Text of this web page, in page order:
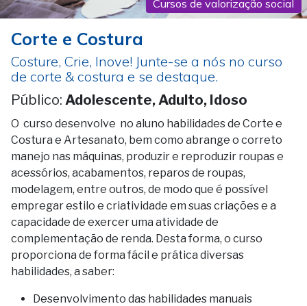
Cursos de valorização social
Corte e Costura
Costure, Crie, Inove! Junte-se a nós no curso
de corte & costura e se destaque.
Público: Adolescente, Adulto, Idoso
O curso desenvolve no aluno habilidades de Corte e
Costura e Artesanato, bem como abrange o correto
manejo nas máquinas, produzir e reproduzir roupas e
acessórios, acabamentos, reparos de roupas,
modelagem, entre outros, de modo que é possível
empregar estilo e criatividade em suas criações e a
capacidade de exercer uma atividade de
complementação de renda. Desta forma, o curso
proporciona de forma fácil e prática diversas
habilidades, a saber:
Desenvolvimento das habilidades manuais